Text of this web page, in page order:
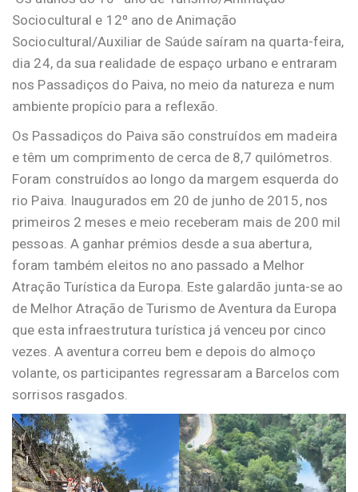
Sociocultural e 12º ano de Animação
Sociocultural/Auxiliar de Saúde saíram na quarta-feira,
dia 24, da sua realidade de espaço urbano e entraram
nos Passadiços do Paiva, no meio da natureza e num
ambiente propício para a reflexão.
Os Passadiços do Paiva são construídos em madeira
e têm um comprimento de cerca de 8,7 quilómetros.
Foram construídos ao longo da margem esquerda do
rio Paiva. Inaugurados em 20 de junho de 2015, nos
primeiros 2 meses e meio receberam mais de 200 mil
pessoas. A ganhar prémios desde a sua abertura,
foram também eleitos no ano passado a Melhor
Atração Turística da Europa. Este galardão junta-se ao
de Melhor Atração de Turismo de Aventura da Europa
que esta infraestrutura turística já venceu por cinco
vezes. A aventura correu bem e depois do almoço
volante, os participantes regressaram a Barcelos com
sorrisos rasgados.